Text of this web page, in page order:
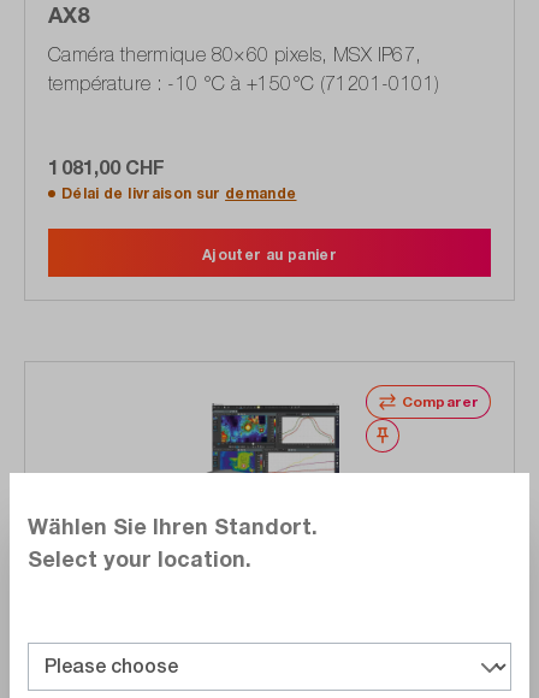
AX8
Caméra thermique 80×60 pixels, MSX IP67,
température : -10 °C à +150°C (71201-0101)
1 081,00 CHF
Délai de livraison sur demande
Ajouter au panier
Comparer
Noter
A655SC
Caméra thermique 640x480px Objectif 25°, logiciel
Wählen Sie Ihren Standort.
Select your location.